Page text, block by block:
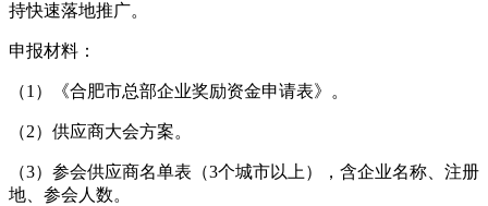
持快速落地推广。
申报材料：
（1）《合肥市总部企业奖励资金申请表》。
（2）供应商大会方案。
（3）参会供应商名单表（3个城市以上），含企业名称、注册
地、参会人数。